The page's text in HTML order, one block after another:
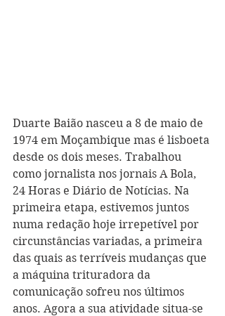
Duarte Baião nasceu a 8 de maio de
1974 em Moçambique mas é lisboeta
desde os dois meses. Trabalhou
como jornalista nos jornais A Bola,
24 Horas e Diário de Notícias. Na
primeira etapa, estivemos juntos
numa redação hoje irrepetível por
circunstâncias variadas, a primeira
das quais as terríveis mudanças que
a máquina trituradora da
comunicação sofreu nos últimos
anos. Agora a sua atividade situa-se